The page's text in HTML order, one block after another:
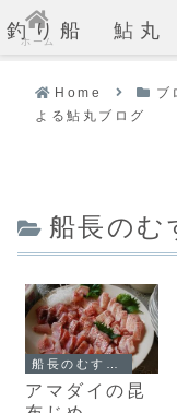
釣り船 鮎丸
Home ブ
よる鮎丸ブログ
船長のむ
アマダイの昆
ホーム